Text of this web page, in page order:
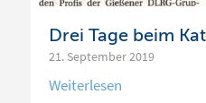
Drei Tage beim
21. September 2019